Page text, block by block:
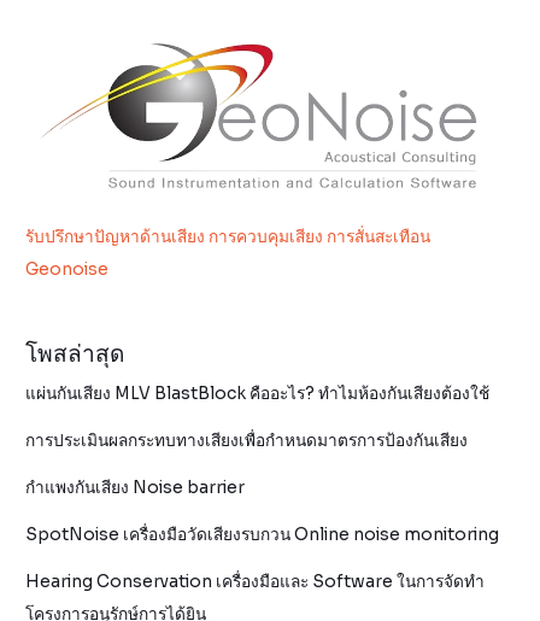
รับปรึกษาปัญหาด้านเสียง การควบคุมเสียง การสั่นสะเทือน
Geonoise
โพสล่าสุด
แผ่นกันเสียง MLV BlastBlock คืออะไร? ทำไมห้องกันเสียงต้องใช้
การประเมินผลกระทบทางเสียงเพื่อกำหนดมาตรการป้องกันเสียง
กำแพงกันเสียง Noise barrier
SpotNoise เครื่องมือวัดเสียงรบกวน Online noise monitoring
Hearing Conservation เครื่องมือและ Software ในการจัดทำ
โครงการอนุรักษ์การได้ยิน